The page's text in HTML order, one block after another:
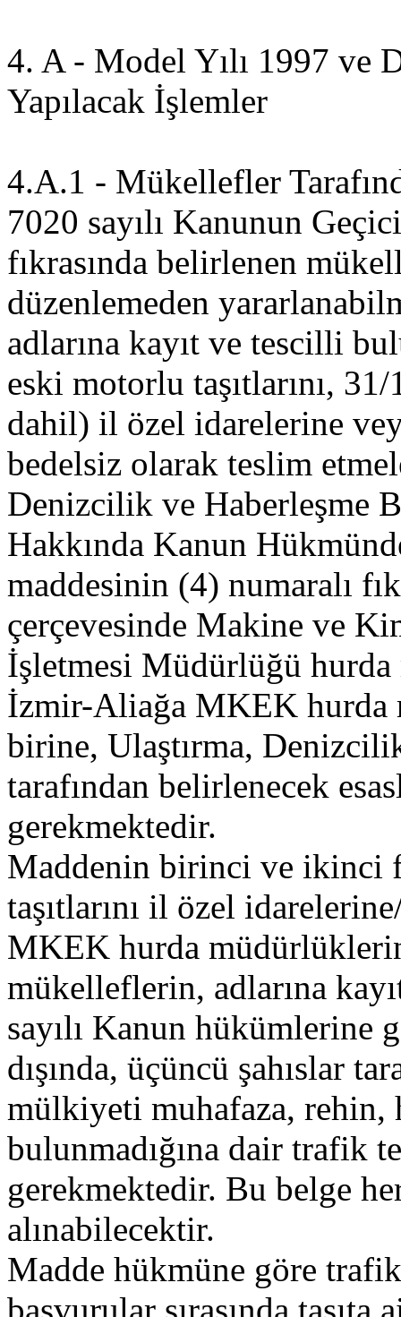
4. A - Model Yılı 1997 ve
Yapılacak İşlemler
4.A.1 - Mükellefler
7020 sayılı Kanunun
fıkrasında belirlenen
düzenlemeden
adlarına kayıt ve tescilli
eski motorlu taşıtlarını,
dahil) il özel idarelerine
bedelsiz olarak teslim
Denizcilik ve Haberleşme
Hakkında Kanun
maddesinin (4) numaralı
çerçevesinde Makine ve
İşletmesi Müdürlüğü
İzmir-Aliağa MKEK
birine, Ulaştırma,
tarafından belirlenecek
gerekmektedir.
Maddenin birinci ve ikinci
taşıtlarını il özel
MKEK hurda
mükelleflerin, adlarına
sayılı Kanun hükümlerine
dışında, üçüncü şahıslar
mülkiyeti muhafaza, rehin,
bulunmadığına dair trafik
gerekmektedir. Bu belge
alınabilecektir.
Madde hükmüne göre